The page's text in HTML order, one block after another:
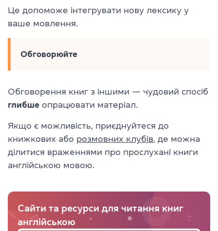
Це допоможе інтегрувати нову лексику у
ваше мовлення.
Обговорюйте
Обговорення книг з іншими — чудовий спосіб
глибше опрацювати матеріал.
Якщо є можливість, приєднуйтеся до
книжкових або розмовних клубів, де можна
ділитися враженнями про прослухані книги
англійською мовою.
Сайти та ресурси для читання книг
англійською